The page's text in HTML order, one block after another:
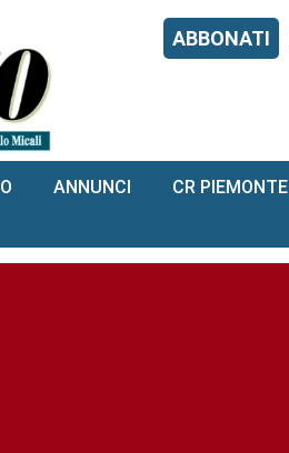
ABBONATI
ANNUNCI CR PIEMONTE